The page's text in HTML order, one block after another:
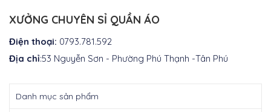
XƯỞNG CHUYÊN SỈ QUẦN ÁO
Điện thoại: 0793.781.592
Địa chỉ:53 Nguyễn Sơn - Phường Phú Thạnh -Tân Phú
Danh mục sản phẩm